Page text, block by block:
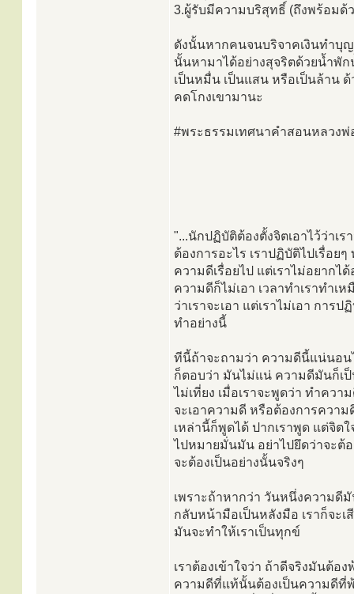
3.ผู้รับมีความบริสุทธิ์ (ถึงพร้อมด้
ดังนั้นหากคนจนบริจาคเงินทำบุ
นั้นหามาได้อย่างสุจริตด้วยน้ำพั
เป็นหมื่น เป็นแสน หรือเป็นล้าน
คดโกงเขามานะ
#พระธรรมเทศนาคำสอนหลวง
"...นักปฏิบัติต้องตั้งจิตเอาไว้ว่าเร
ต้องการอะไร เราปฏิบัติไปเรื่อยๆ
ความดีเรื่อยไป แต่เราไม่อยากได้
ความดีก็ไม่เอา เวลาทำเราทำเ
ว่าเราจะเอา​ แต่เราไม่เอา การป
ทำอย่างนี้
ทีนี้ถ้าจะถามว่า ความดีนี้แน่นอ
ก็ตอบว่า มันไม่แน่ ความดีมันก็เ
ไม่เที่ยง เมื่อเราจะพูดว่า ทำควา
จะเอาความดี หรือต้องการความ
เหล่านี้ก็พูดได้ ปากเราพูด แต่จิตใ
ไปหมายมั่นมัน อย่าไปยึดว่าจะต้อ
จะต้องเป็นอย่างนั้นจริงๆ
เพราะถ้าหากว่า​ วันหนึ่งความดี
กลับหน้ามือเป็นหลังมือ เราก็จะเ
มันจะทำให้เราเป็นทุกข์
เราต้องเข้าใจว่า ถ้าดีจริงมันต้อ
ความดีที่แท้นั้นต้องเป็นความดีที่